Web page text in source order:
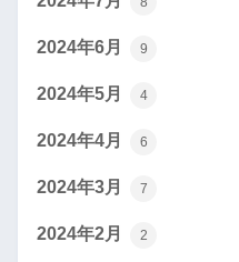
2024年6月 9
2024年5月 4
2024年4月 6
2024年3月 7
2024年2月 2